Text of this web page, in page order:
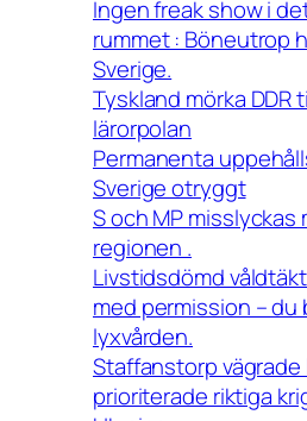
Ingen freak show i
rummet : Böneutrop
Sverige.
Tyskland mörka DDR
lärorpolan
Permanenta
Sverige otryggt
S och MP
regionen .
Livstidsdömd
med permission – du
lyxvården.
Staffanstorp
prioriterade riktiga